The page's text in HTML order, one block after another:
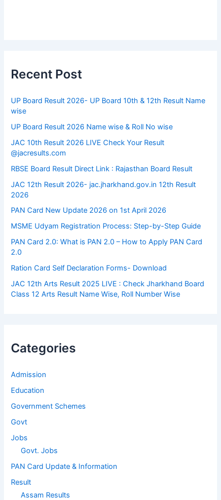
Recent Post
UP Board Result 2026- UP Board 10th & 12th Result Name
wise
UP Board Result 2026 Name wise & Roll No wise
JAC 10th Result 2026 LIVE Check Your Result
@jacresults.com
RBSE Board Result Direct Link : ​Rajasthan Board Result
JAC 12th Result 2026- jac.jharkhand.gov.in 12th Result
2026
PAN Card New Update 2026 on 1st April 2026
MSME Udyam Registration Process: Step-by-Step Guide
PAN Card 2.0: What is PAN 2.0 – How to Apply PAN Card
2.0
Ration Card Self Declaration Forms- Download
JAC 12th Arts Result 2025 LIVE : Check Jharkhand Board
Class 12 Arts Result Name Wise, Roll Number Wise
Categories
Admission
Education
Government Schemes
Govt
Jobs
Govt. Jobs
PAN Card Update & Information
Result
Assam Results